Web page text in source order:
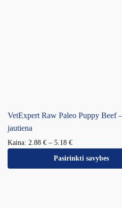
VetExpert Raw Paleo Puppy Beef
jautiena
Kaina: 2.88 € – 5.18 €
Pasirinkti savybes